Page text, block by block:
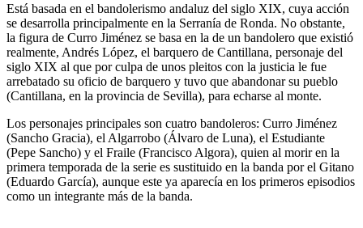
Está basada en el bandolerismo andaluz del siglo XIX, cuya acción
se desarrolla principalmente en la Serranía de Ronda. No obstante,
la figura de Curro Jiménez se basa en la de un bandolero que existió
realmente, Andrés López, el barquero de Cantillana, personaje del
siglo XIX al que por culpa de unos pleitos con la justicia le fue
arrebatado su oficio de barquero y tuvo que abandonar su pueblo
(Cantillana, en la provincia de Sevilla), para echarse al monte.
Los personajes principales son cuatro bandoleros: Curro Jiménez
(Sancho Gracia), el Algarrobo (Álvaro de Luna), el Estudiante
(Pepe Sancho) y el Fraile (Francisco Algora), quien al morir en la
primera temporada de la serie es sustituido en la banda por el Gitano
(Eduardo García), aunque este ya aparecía en los primeros episodios
como un integrante más de la banda.